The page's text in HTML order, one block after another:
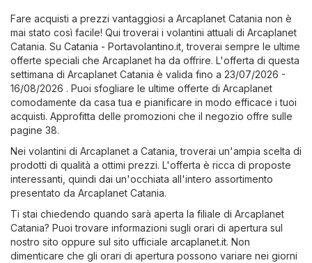
Fare acquisti a prezzi vantaggiosi a Arcaplanet Catania non è
mai stato così facile! Qui troverai i volantini attuali di Arcaplanet
Catania. Su Catania - Portavolantino.it , troverai sempre le ultime
offerte speciali che Arcaplanet ha da offrire. L'offerta di questa
settimana di Arcaplanet Catania è valida fino a 23/07/2026 -
16/08/2026 . Puoi sfogliare le ultime offerte di Arcaplanet
comodamente da casa tua e pianificare in modo efficace i tuoi
acquisti. Approfitta delle promozioni che il negozio offre sulle
pagine 38.
Nei volantini di Arcaplanet a Catania, troverai un'ampia scelta di
prodotti di qualità a ottimi prezzi. L'offerta è ricca di proposte
interessanti, quindi dai un'occhiata all'intero assortimento
presentato da Arcaplanet Catania.
Ti stai chiedendo quando sarà aperta la filiale di Arcaplanet
Catania? Puoi trovare informazioni sugli orari di apertura sul
nostro sito oppure sul sito ufficiale arcaplanet.it. Non
dimenticare che gli orari di apertura possono variare nei giorni